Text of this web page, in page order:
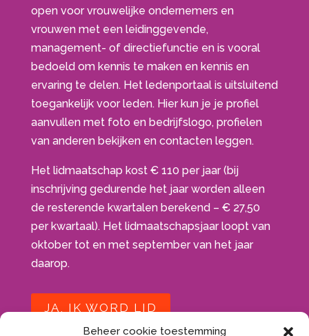
Beheer cookie toestemming
open voor vrouwelijke ondernemers en
vrouwen met een leidinggevende,
management- of directiefunctie en is vooral
bedoeld om kennis te maken en kennis en
ervaring te delen. Het ledenportaal is uitsluitend
toegankelijk voor leden. Hier kun je je profiel
aanvullen met foto en bedrijfslogo, profielen
van anderen bekijken en contacten leggen.
Het lidmaatschap kost € 110 per jaar (bij
inschrijving gedurende het jaar worden alleen
de resterende kwartalen berekend – € 27,50
per kwartaal). Het lidmaatschapsjaar loopt van
oktober tot en met september van het jaar
daarop.
JA, IK WORD LID